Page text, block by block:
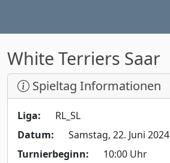
White Terriers Saar
Spieltag Informationen
Liga:
RL_SL
Datum:
Samstag, 22. Juni 2024
Turnierbeginn:
10:00 Uhr